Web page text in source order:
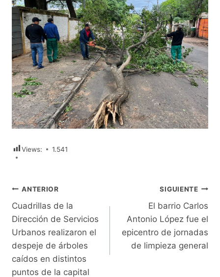
Views: 1.541
Navegación
de
entradas
ANTERIOR
Cuadrillas de la
Dirección de Servicios
Urbanos realizaron el
despeje de árboles
caídos en distintos
puntos de la capital
SIGUIENTE
El barrio Carlos
Antonio López fue el
epicentro de jornadas
de limpieza general